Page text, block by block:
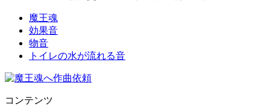
魔王魂
効果音
物音
トイレの水が流れる音
コンテンツ